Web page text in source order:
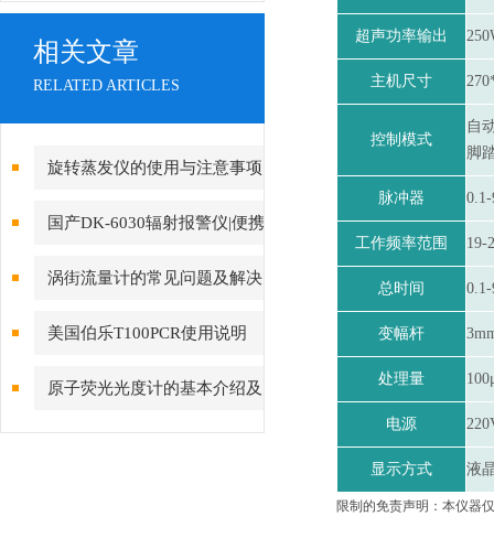
相关文章
RELATED ARTICLES
旋转蒸发仪的使用与注意事项
国产DK-6030辐射报警仪|便携
式核辐射检测仪上海旦鼎021-
涡街流量计的常见问题及解决
办法
美国伯乐T100PCR使用说明
原子荧光光度计的基本介绍及
日常保养
超声功率输出
主机尺寸
控制模式
自
脚
脉冲器
工作频率范围 19-
总时间
变幅杆
处理量
电源
显示方式 液
限制的免责声明：本仪器